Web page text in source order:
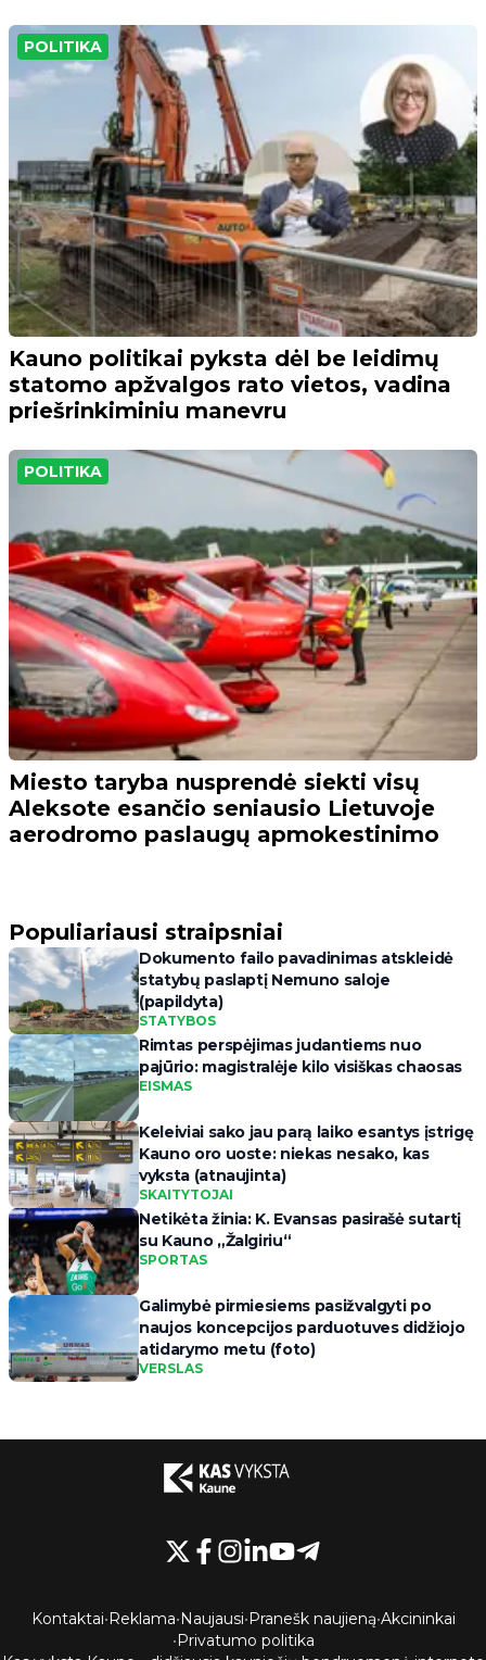
POLITIKA
Kauno politikai pyksta dėl be leidimų
statomo apžvalgos rato vietos, vadina
priešrinkiminiu manevru
POLITIKA
Miesto taryba nusprendė siekti visų
Aleksote esančio seniausio Lietuvoje
aerodromo paslaugų apmokestinimo
Populiariausi straipsniai
Dokumento failo pavadinimas atskleidė
statybų paslaptį Nemuno saloje
(papildyta)
STATYBOS
Rimtas perspėjimas judantiems nuo
pajūrio: magistralėje kilo visiškas chaosas
EISMAS
Keleiviai sako jau parą laiko esantys įstrigę
Kauno oro uoste: niekas nesako, kas
vyksta (atnaujinta)
SKAITYTOJAI
Netikėta žinia: K. Evansas pasirašė sutartį
su Kauno „Žalgiriu“
SPORTAS
Galimybė pirmiesiems pasižvalgyti po
naujos koncepcijos parduotuves didžiojo
atidarymo metu (foto)
VERSLAS
Kontaktai•Reklama•Naujausi•Pranešk naujieną•Akcininkai
•Privatumo politika